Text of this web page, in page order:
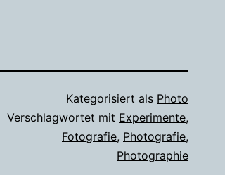
Kategorisiert als Photo
Verschlagwortet mit Experimente,
Fotografie, Photografie,
Photographie